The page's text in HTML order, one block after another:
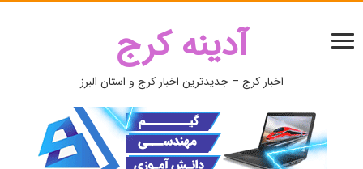
آدینه کرج
اخبار کرج – جدیدترین اخبار کرج و استان البرز